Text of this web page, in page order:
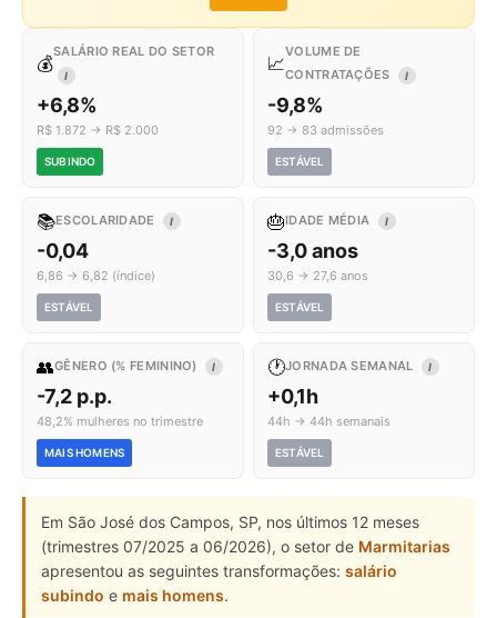
💰
SALÁRIO REAL DO SETOR
I
+6,8%
R$ 1.872 → R$ 2.000
SUBINDO
📈
VOLUME DE
CONTRATAÇÕES
I
-9,8%
92 → 83 admissões
ESTÁVEL
📚ESCOLARIDADE I
-0,04
6,86 → 6,82 (índice)
ESTÁVEL
🎂IDADE MÉDIA I
-3,0 anos
30,6 → 27,6 anos
ESTÁVEL
👥GÊNERO (% FEMININO) I
-7,2 p.p.
48,2% mulheres no trimestre
MAIS HOMENS
🕐JORNADA SEMANAL I
+0,1h
44h → 44h semanais
ESTÁVEL
Em São José dos Campos, SP, nos últimos 12 meses
(trimestres 07/2025 a 06/2026), o setor de Marmitarias
apresentou as seguintes transformações: salário
subindo e mais homens.